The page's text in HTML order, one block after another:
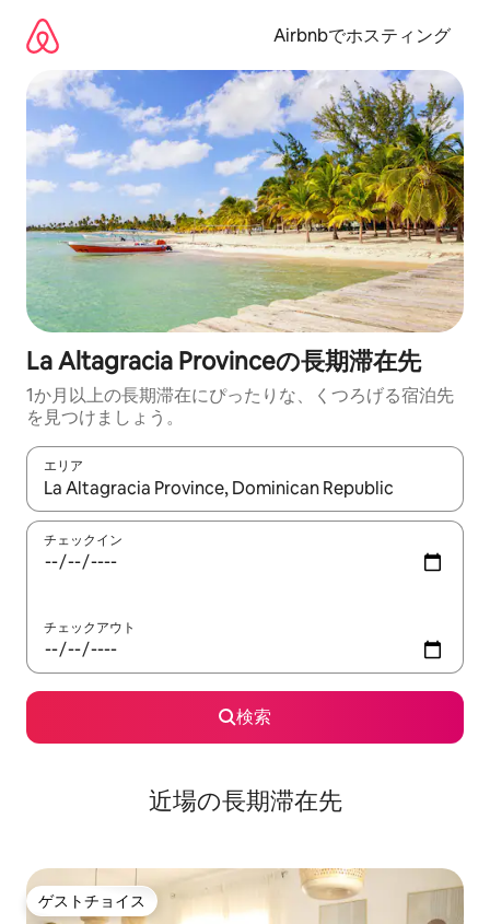
Airbnbでホスティング
La Altagracia Provinceの長期滞在先
1か月以上の長期滞在にぴったりな、くつろげる宿泊先
を見つけましょう。
エリア
検索結果が表示されたら、上下の矢印キーを使って移動するか
チェックイン
チェックアウト
検索
近場の長期滞在先
ゲストチョイス
ゲストチョイス